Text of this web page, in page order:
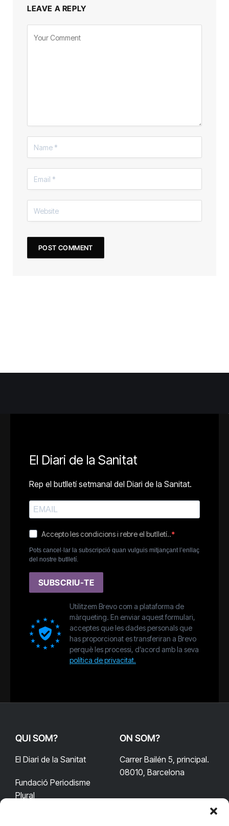
LEAVE A REPLY
El Diari de la Sanitat
Rep el butlletí setmanal del Diari de la Sanitat.
Accepto les condicions i rebre el butlletí..
Pots cancel·lar la subscripció quan vulguis mitjançant l’enllaç
del nostre butlletí.
SUBSCRIU-TE
Utilitzem Brevo com a plataforma de
màrqueting. En enviar aquest formulari,
acceptes que les dades personals que
has proporcionat es transferiran a Brevo
perquè les processi, d’acord amb la seva
política de privacitat.
QUI SOM?
El Diari de la Sanitat
Fundació Periodisme
Plural
ON SOM?
Carrer Bailén 5, principal.
08010, Barcelona